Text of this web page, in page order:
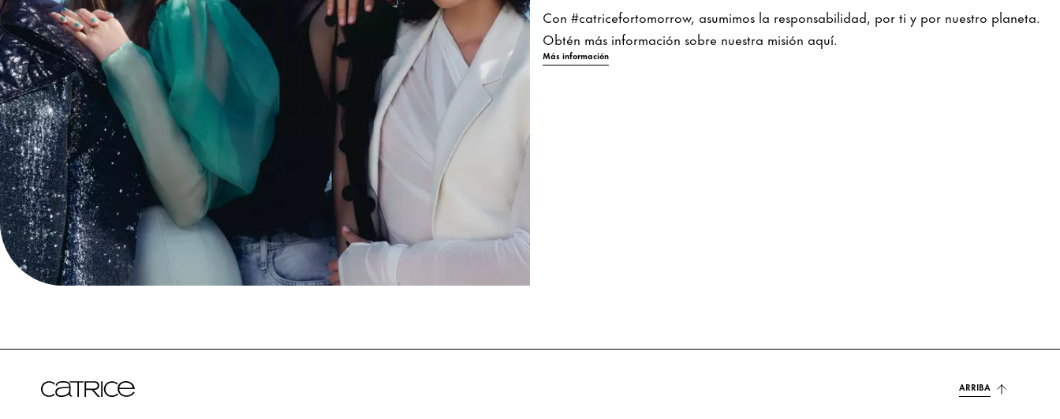
Con #catricefortomorrow, asumimos la responsabilidad, por ti y por nuestro planeta.
Obtén más información sobre nuestra misión aquí.
Más información
ARRIBA